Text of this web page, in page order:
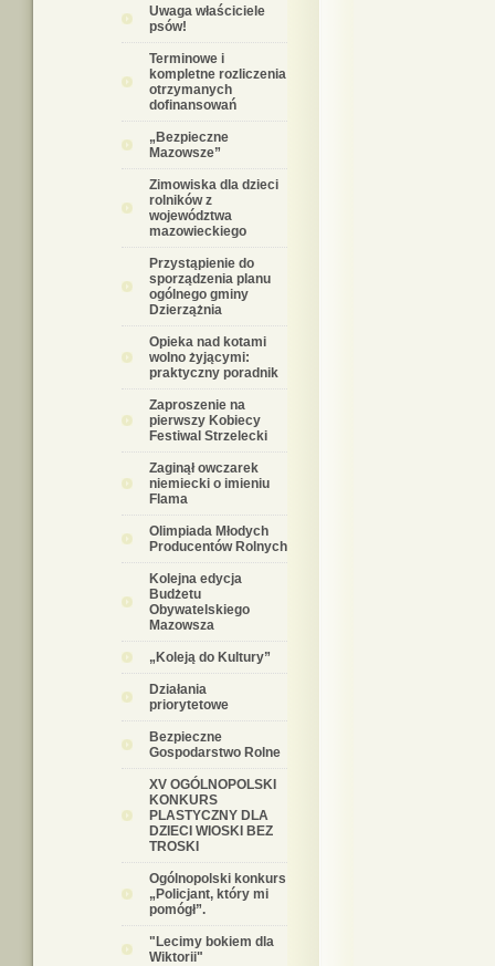
Uwaga właściciele
psów!
Terminowe i
kompletne rozliczenia
otrzymanych
dofinansowań
„Bezpieczne
Mazowsze”
Zimowiska dla dzieci
rolników z
województwa
mazowieckiego
Przystąpienie do
sporządzenia planu
ogólnego gminy
Dzierzążnia
Opieka nad kotami
wolno żyjącymi:
praktyczny poradnik
Zaproszenie na
pierwszy Kobiecy
Festiwal Strzelecki
Zaginął owczarek
niemiecki o imieniu
Flama
Olimpiada Młodych
Producentów Rolnych
Kolejna edycja
Budżetu
Obywatelskiego
Mazowsza
„Koleją do Kultury”
Działania
priorytetowe
Bezpieczne
Gospodarstwo Rolne
XV OGÓLNOPOLSKI
KONKURS
PLASTYCZNY DLA
DZIECI WIOSKI BEZ
TROSKI
Ogólnopolski konkurs
„Policjant, który mi
pomógł”.
"Lecimy bokiem dla
Wiktorii"